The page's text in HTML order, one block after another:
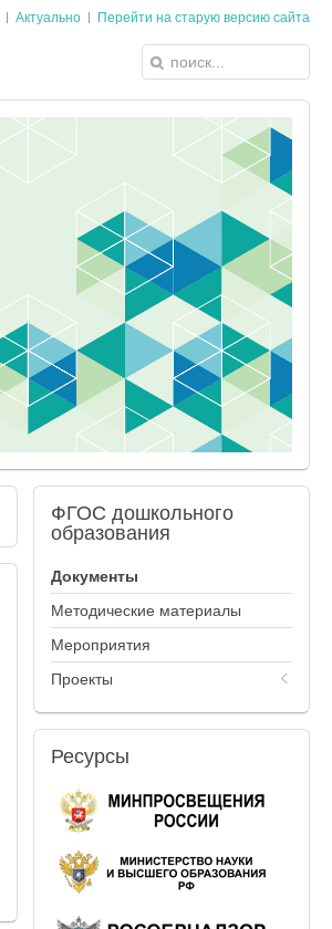
Актуально Перейти на старую версию сайта
ФГОС дошкольного
образования
Документы
Методические материалы
Мероприятия
Проекты
Ресурсы